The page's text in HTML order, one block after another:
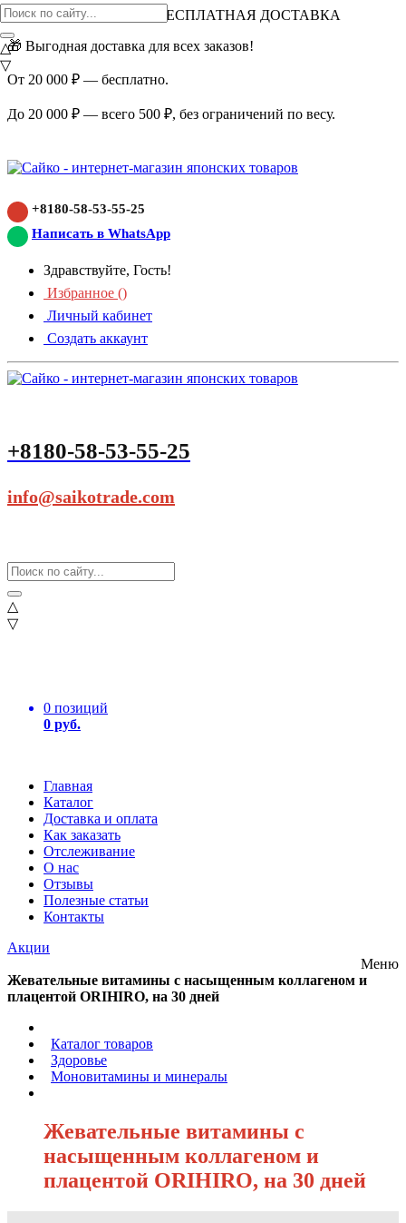
ВНИМАНИЕ АКЦИЯ!
БЕСПЛАТНАЯ ДОСТАВКА
🎁 Выгодная доставка для всех заказов!
От 20 000 ₽ — бесплатно.
До 20 000 ₽ — всего 500 ₽, без ограничений по весу.
+8180-58-53-55-25
Написать в WhatsApp
Здравствуйте, Гость!
Избранное ()
Личный кабинет
Создать аккаунт
+8180-58-53-55-25
info@saikotrade.com
△
▽
0 позиций
0 руб.
Главная
Каталог
Доставка и оплата
Как заказать
Отслеживание
О нас
Отзывы
Полезные статьи
Контакты
Акции
△
▽
Меню
Жевательные витамины с насыщенным коллагеном и
плацентой ORIHIRO, на 30 дней
Каталог товаров
Здоровье
Моновитамины и минералы
Жевательные витамины с
насыщенным коллагеном и
плацентой ORIHIRO, на 30 дней